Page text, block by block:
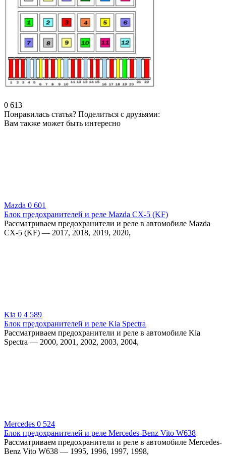
0 613
Понравилась статья? Поделиться с друзьями:
Вам также может быть интересно
Mazda 0 601
Блок предохранителей и реле Mazda CX-5 (KF)
Рассматриваем предохранители и реле в автомобиле Mazda
CX-5 (KF) — 2017, 2018, 2019, 2020,
Kia 0 4 589
Блок предохранителей и реле Kia Spectra
Рассматриваем предохранители и реле в автомобиле Kia
Spectra — 2000, 2001, 2002, 2003, 2004,
Mercedes 0 524
Блок предохранителей и реле Mercedes-Benz Vito W638
Рассматриваем предохранители и реле в автомобиле Mercedes-
Benz Vito W638 — 1995, 1996, 1997, 1998,